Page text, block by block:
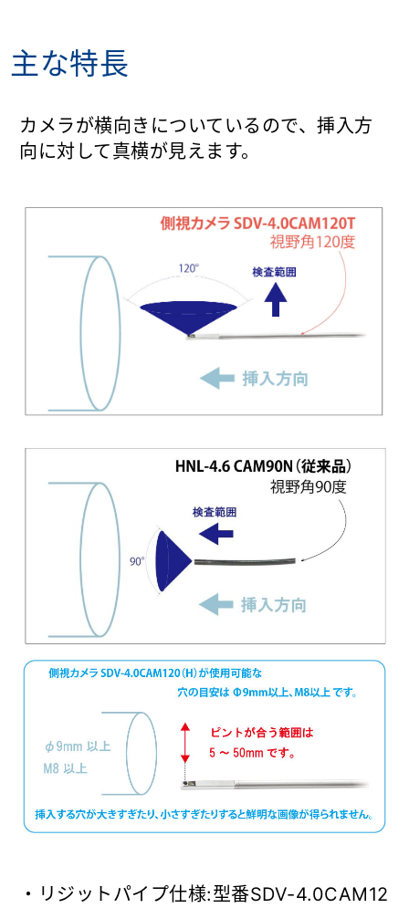
主な特長
カメラが横向きについているので、挿入方
向に対して真横が見えます。
・リジットパイプ仕様:型番SDV-4.0CAM12